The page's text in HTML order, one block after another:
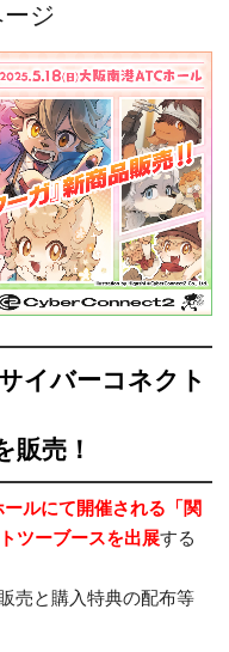
ジ
イバーコネクト
販売！
ルにて開催される「関
ツーブースを出展する
売と購入特典の配布等